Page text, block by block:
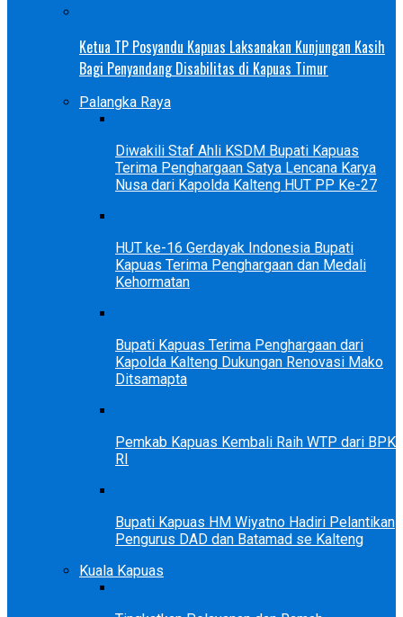
Ketua TP Posyandu Kapuas Laksanakan Kunjungan Kasih
Bagi Penyandang Disabilitas di Kapuas Timur
Palangka Raya
Diwakili Staf Ahli KSDM Bupati Kapuas
Terima Penghargaan Satya Lencana Karya
Nusa dari Kapolda Kalteng HUT PP Ke-27
HUT ke-16 Gerdayak Indonesia Bupati
Kapuas Terima Penghargaan dan Medali
Kehormatan
Bupati Kapuas Terima Penghargaan dari
Kapolda Kalteng Dukungan Renovasi Mako
Ditsamapta
Pemkab Kapuas Kembali Raih WTP dari BPK
RI
Bupati Kapuas HM Wiyatno Hadiri Pelantikan
Pengurus DAD dan Batamad se Kalteng
Kuala Kapuas